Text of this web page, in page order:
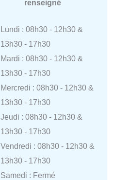
renseigné
Lundi : 08h30 - 12h30 &
13h30 - 17h30
Mardi : 08h30 - 12h30 &
13h30 - 17h30
Mercredi : 08h30 - 12h30 &
13h30 - 17h30
Jeudi : 08h30 - 12h30 &
13h30 - 17h30
Vendredi : 08h30 - 12h30 &
13h30 - 17h30
Samedi : Fermé